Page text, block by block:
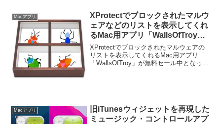
Macアプリ
XProtectでブロックされたマルウ
ェアなどのリストを表示してくれ
るMac用アプリ「WallsOfTroy」
が無料セール中。
XProtectでブロックされたマルウェアの
リストを表示してくれるMac用アプリ
「WallsOfTroy」が無料セール中となって
Macアプリ
旧iTunesウィジェットを再現した
ミュージック・コントロールアプ